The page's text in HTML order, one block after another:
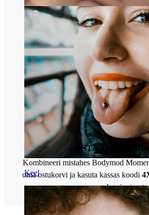
Keel
OSTA 4, MAKSA
Kombineeri mistahes Bodymod
oma ostukorvi ja kasuta kassas koodi
odavaim